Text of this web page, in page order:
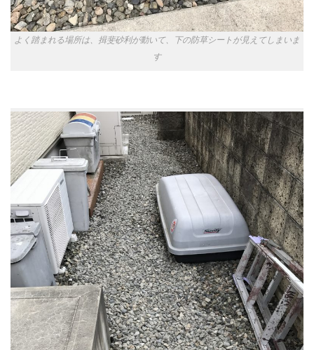
よく踏まれる場所は、揖斐砂利が動いて、下の防草シートが見えてしまいま
す